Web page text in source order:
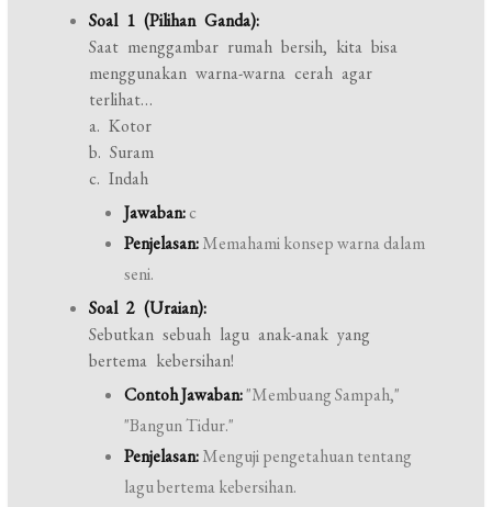
Soal 1 (Pilihan Ganda):
Saat menggambar rumah bersih, kita bisa
menggunakan warna-warna cerah agar
terlihat…
a. Kotor
b. Suram
c. Indah
Jawaban:c
Penjelasan:Memahami konsep warna dalam
seni.
Soal 2 (Uraian):
Sebutkan sebuah lagu anak-anak yang
bertema kebersihan!
Contoh Jawaban:"Membuang Sampah,"
"Bangun Tidur."
Penjelasan:Menguji pengetahuan tentang
lagu bertema kebersihan.